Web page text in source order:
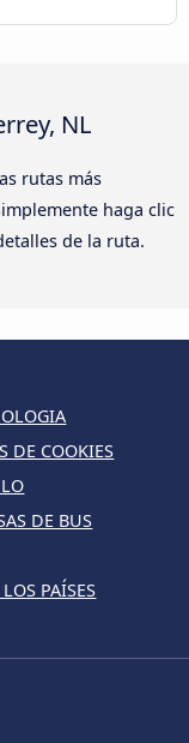
NL
rutas más
haga clic
de la ruta.
DE COOKIES
DE BUS
PAÍSES